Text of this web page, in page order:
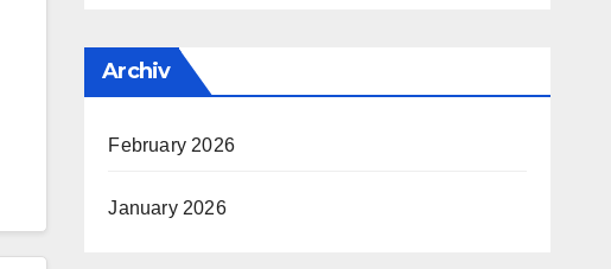
Archiv
February 2026
January 2026